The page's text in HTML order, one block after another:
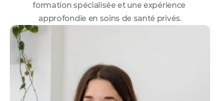
formation spécialisée et une expérience
approfondie en soins de santé privés.